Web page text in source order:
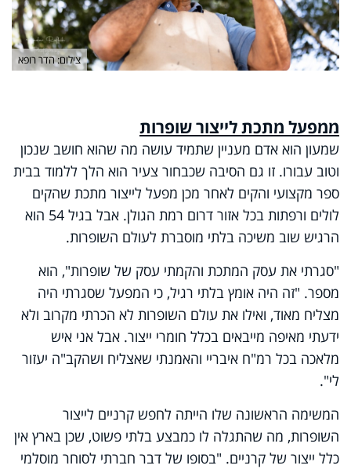
צילום: הדר רופא
ממפעל מתכת לייצור שופרות
שמעון הוא אדם מעניין שתמיד עושה מה שהוא חושב שנכון
וטוב עבורו. זו גם הסיבה שכבחור צעיר הוא הלך ללמוד בבית
ספר מקצועי והקים לאחר מכן מפעל לייצור מתכת שהקים
לולים ורפתות בכל אזור דרום רמת הגולן. אבל בגיל 54 הוא
הרגיש שוב משיכה בלתי מוסברת לעולם השופרות.
"סגרתי את עסק המתכת והקמתי עסק של שופרות", הוא
מספר. "זה היה אומץ בלתי רגיל, כי המפעל שסגרתי היה
מצליח מאוד, ואילו את עולם השופרות לא הכרתי מקרוב ולא
ידעתי מאיפה מייבאים בכלל חומרי ייצור. אבל אני איש
מלאכה בכל רמ"ח איבריי והאמנתי שאצליח ושהקב"ה יעזור
לי".
המשימה הראשונה שלו הייתה לחפש קרניים לייצור
השופרות, מה שהתגלה לו כמבצע בלתי פשוט, שכן בארץ אין
כלל ייצור של קרניים. "בסופו של דבר חברתי לסוחר מוסלמי